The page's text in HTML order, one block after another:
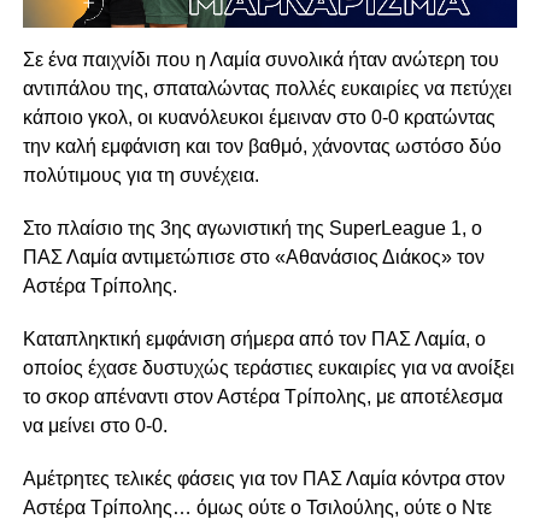
Σε ένα παιχνίδι που η Λαμία συνολικά ήταν ανώτερη του
αντιπάλου της, σπαταλώντας πολλές ευκαιρίες να πετύχει
κάποιο γκολ, οι κυανόλευκοι έμειναν στο 0-0 κρατώντας
την καλή εμφάνιση και τον βαθμό, χάνοντας ωστόσο δύο
πολύτιμους για τη συνέχεια.
Στο πλαίσιο της 3ης αγωνιστική της SuperLeague 1, ο
ΠΑΣ Λαμία αντιμετώπισε στο «Αθανάσιος Διάκος» τον
Αστέρα Τρίπολης.
Καταπληκτική εμφάνιση σήμερα από τον ΠΑΣ Λαμία, ο
οποίος έχασε δυστυχώς τεράστιες ευκαιρίες για να ανοίξει
το σκορ απέναντι στον Αστέρα Τρίπολης, με αποτέλεσμα
να μείνει στο 0-0.
Αμέτρητες τελικές φάσεις για τον ΠΑΣ Λαμία κόντρα στον
Αστέρα Τρίπολης… όμως ούτε ο Τσιλούλης, ούτε ο Ντε